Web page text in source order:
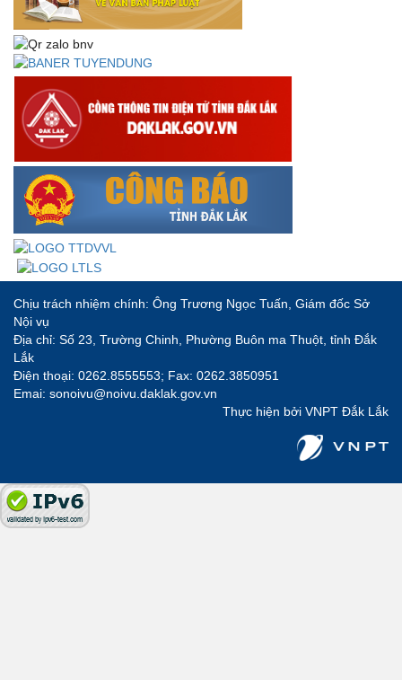
thi dân vận khéo năm 2023
Chịu trách nhiệm chính: Ông Trương Ngọc Tuấn, Giám đốc Sở
Nội vụ
Địa chỉ: Số 23, Trường Chinh, Phường Buôn ma Thuột, tỉnh Đắk
Lắk
Điện thoại: 0262.8555553; Fax: 0262.3850951
Emai: sonoivu@noivu.daklak.gov.vn
Thực hiện bởi VNPT Đắk Lắk